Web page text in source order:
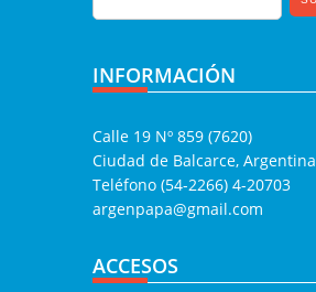
INFORMACIÓN
Calle 19 Nº 859 (7620)
Ciudad de Balcarce, Argentina
Teléfono (54-2266) 4-20703
argenpapa@gmail.com
ACCESOS